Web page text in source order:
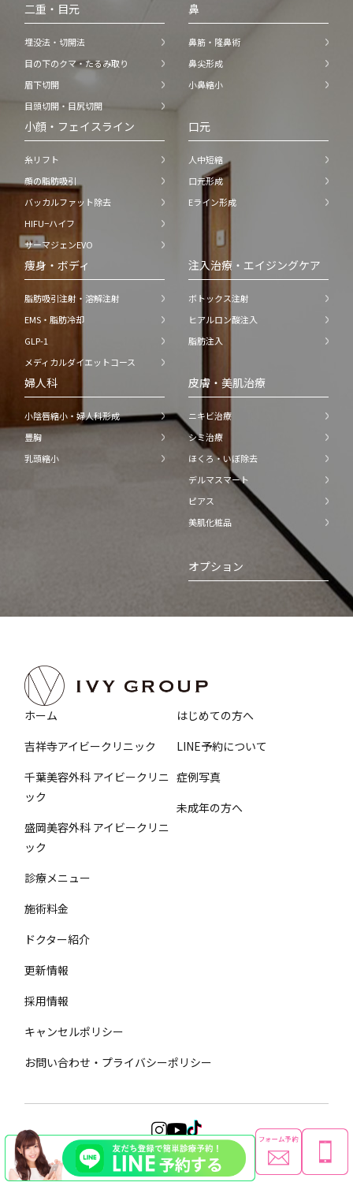
二重・目元
埋没法・切開法
目の下のクマ・たるみ取り
眉下切開
目頭切開・目尻切開
鼻
鼻筋・隆鼻術
鼻尖形成
小鼻縮小
小顔・フェイスライン
糸リフト
顔の脂肪吸引
バッカルファット除去
HIFU−ハイフ
サーマジェンEVO
口元
人中短縮
口元形成
Eライン形成
痩身・ボディ
脂肪吸引注射・溶解注射
EMS・脂肪冷却
GLP-1
メディカルダイエットコース
注入治療・エイジングケア
ボトックス注射
ヒアルロン酸注入
脂肪注入
婦人科
小陰唇縮小・婦人科形成
豊胸
乳頭縮小
皮膚・美肌治療
ニキビ治療
シミ治療
ほくろ・いぼ除去
デルマスマート
ピアス
美肌化粧品
オプション
ホーム
吉祥寺アイビークリニック
千葉美容外科 アイビークリニ
ック
盛岡美容外科 アイビークリニ
ック
診療メニュー
施術料金
ドクター紹介
はじめての方へ
LINE予約について
症例写真
未成年の方へ
更新情報
採用情報
キャンセルポリシー
お問い合わせ・プライバシーポリシー
Copyright © Ivy Group All Rights Reserved.